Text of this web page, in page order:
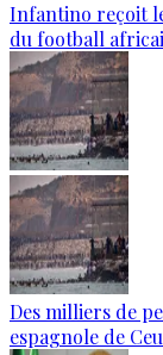
Infantino reçoit
du football
Des milliers de
espagnole de